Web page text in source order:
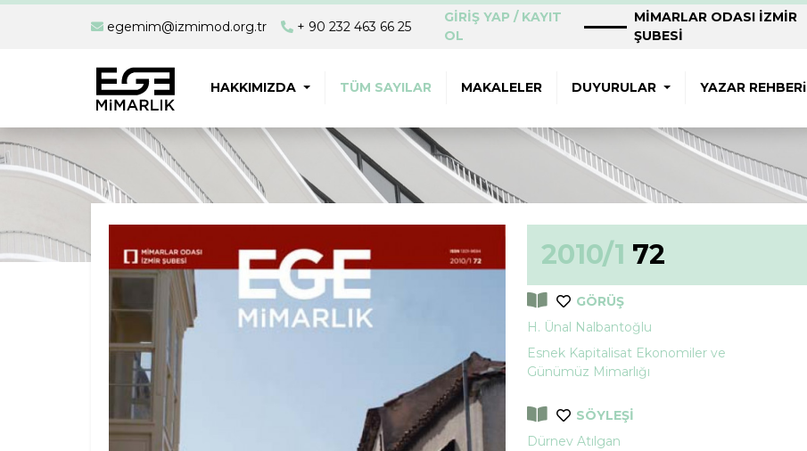
egemim@izmimod.org.tr + 90 232 463 66 25
GİRİŞ YAP / KAYIT
OL
MİMARLAR ODASI İZMİR
ŞUBESİ
HAKKIMIZDA TÜM SAYILAR MAKALELER DUYURULAR YAZAR REHBERi
2010/1 72
GÖRÜŞ
H. Ünal Nalbantoğlu
Esnek Kapitalisat Ekonomiler ve
Günümüz Mimarlığı
SÖYLEŞİ
Dürnev Atılgan